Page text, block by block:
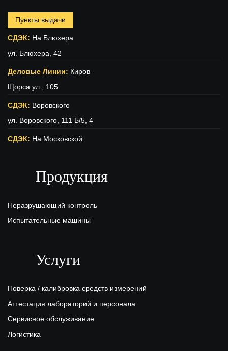
Пункты выдачи
СДЭК: На Блюхера
ул. Блюхера, 42
Деловые Линии: Киров
Щорса ул., 105
СДЭК: Воровского
ул. Воровского, 111 Б/5, 4
СДЭК: На Московской
Киров
Продукция
Неразрушающий контроль
Испытательные машины
Услуги
Поверка / калибровка средств измерений
Аттестация лабораторий и персонала
Сервисное обслуживание
Логистика